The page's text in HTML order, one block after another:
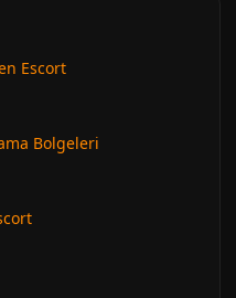
Escort
Bolgeleri